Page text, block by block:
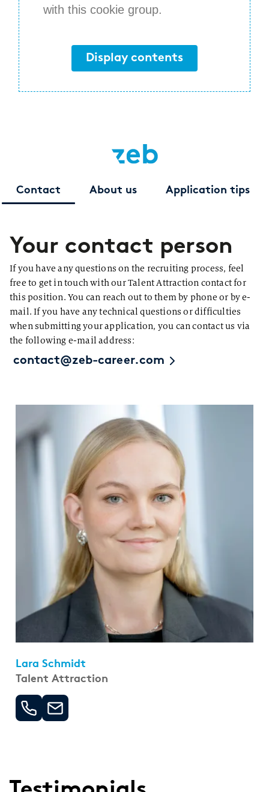
with this cookie group.
Display contents
Contact About us Application tips
Your contact person
If you have any questions on the recruiting process, feel
free to get in touch with our Talent Attraction contact for
this position. You can reach out to them by phone or by e-
mail. If you have any technical questions or difficulties
when submitting your application, you can contact us via
the following e-mail address:
contact@zeb-career.com
Lara Schmidt
Talent Attraction